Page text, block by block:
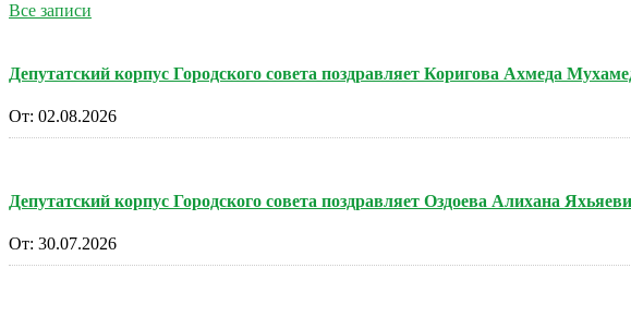
Все записи
Депутатский корпус Городского совета поздравляет Коригова Ахмеда
От: 02.08.2026
Депутатский корпус Городского совета поздравляет Оздоева Алихана
От: 30.07.2026